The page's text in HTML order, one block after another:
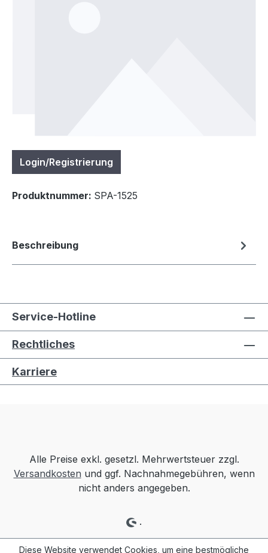
Login/Registrierung
Produktnummer: SPA-1525
Beschreibung
Service-Hotline
Rechtliches
Karriere
Alle Preise exkl. gesetzl. Mehrwertsteuer zzgl.
Versandkosten und ggf. Nachnahmegebühren, wenn
nicht anders angegeben.
.
Diese Website verwendet Cookies, um eine bestmögliche